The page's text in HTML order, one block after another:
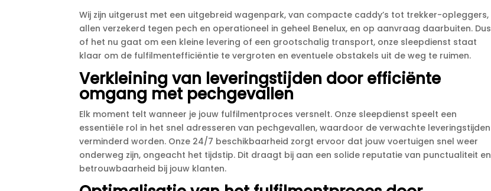
Wij zijn uitgerust met een uitgebreid wagenpark, van compacte caddy’s tot trekker-opleggers,
allen verzekerd tegen pech en operationeel in geheel Benelux, en op aanvraag daarbuiten.​ Dus
of het nu gaat om een kleine levering of een grootschalig transport, onze sleepdienst staat
klaar om de fulfilmentefficiëntie te vergroten en eventuele obstakels uit de weg te ruimen.​
Verkleining van leveringstijden door efficiënte
omgang met pechgevallen
Elk moment telt wanneer je jouw fulfilmentproces versnelt.​ Onze sleepdienst speelt een
essentiële rol in het snel adresseren van pechgevallen, waardoor de verwachte leveringstijden
verminderd worden.​ Onze 24/7 beschikbaarheid zorgt ervoor dat jouw voertuigen snel weer
onderweg zijn, ongeacht het tijdstip.​ Dit draagt bij aan een solide reputatie van punctualiteit en
betrouwbaarheid bij jouw klanten.​